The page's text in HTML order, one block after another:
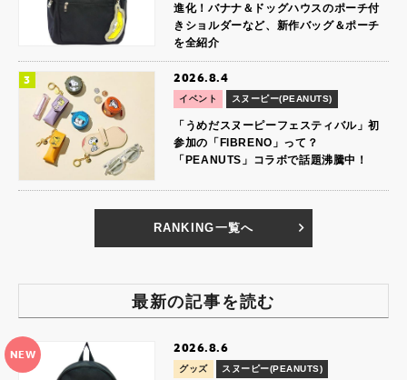
進化！バナナ＆ドッグハウスのポーチ付
きショルダーなど、新作バッグ＆ポーチ
を全紹介
2026.8.4
イベント スヌーピー(PEANUTS)
「うめだスヌーピーフェスティバル」初
参加の「FIBRENO」って？
「PEANUTS」コラボで話題沸騰中！
RANKING一覧へ
最新の記事を読む
NEW 2026.8.6
グッズ スヌーピー(PEANUTS)